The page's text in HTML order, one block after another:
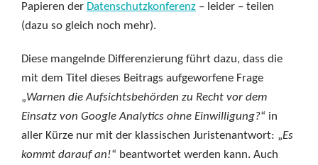
Papieren der Datenschutzkonferenz – leider – teilen
(dazu so gleich noch mehr).
Diese mangelnde Differenzierung führt dazu, dass die
mit dem Titel dieses Beitrags aufgeworfene Frage
„Warnen die Aufsichtsbehörden zu Recht vor dem
Einsatz von Google Analytics ohne Einwilligung?“ in
aller Kürze nur mit der klassischen Juristenantwort: „Es
kommt darauf an!“ beantwortet werden kann. Auch